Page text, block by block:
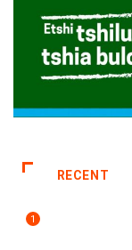
RECENT
1